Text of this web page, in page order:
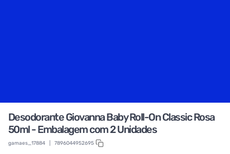
Desodorante Giovanna Baby Roll-On Classic Rosa
50ml - Embalagem com 2 Unidades
gamaes_17884 7896044952695